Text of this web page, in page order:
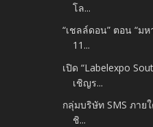
โล...
“เชลล์ดอน” ตอน “ม
11...
เปิด “Labelexpo
เชิญร...
กลุ่มบริษัท SMS ภาย
ชิ...